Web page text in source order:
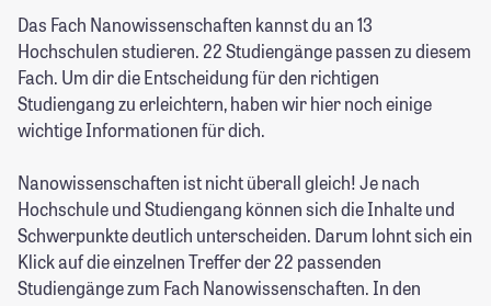
Das Fach Nanowissenschaften kannst du an 13
Hochschulen studieren. 22 Studiengänge passen zu diesem
Fach. Um dir die Entscheidung für den richtigen
Studiengang zu erleichtern, haben wir hier noch einige
wichtige Informationen für dich.
Nanowissenschaften ist nicht überall gleich! Je nach
Hochschule und Studiengang können sich die Inhalte und
Schwerpunkte deutlich unterscheiden. Darum lohnt sich ein
Klick auf die einzelnen Treffer der 22 passenden
Studiengänge zum Fach Nanowissenschaften. In den